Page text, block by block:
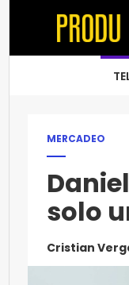
MERCADEO
solo
Cristian